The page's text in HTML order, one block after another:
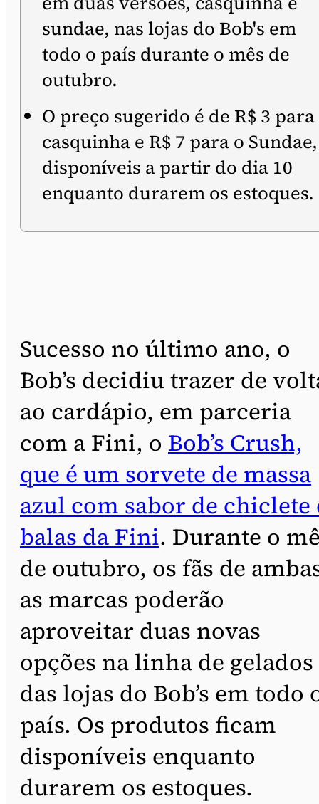
sundae, nas lojas do Bob's em
todo o país durante o mês de
outubro.
O preço sugerido é de R$ 3 para
casquinha e R$ 7 para o Sundae,
disponíveis a partir do dia 10
enquanto durarem os estoques.
Sucesso no último ano, o
Bob’s decidiu trazer de
ao cardápio, em parceria
com a Fini, o Bob’s Crush,
que é um sorvete de massa
azul com sabor de chiclete
balas da Fini. Durante o
de outubro, os fãs de
as marcas poderão
aproveitar duas novas
opções na linha de gelados
das lojas do Bob’s em todo
país. Os produtos ficam
disponíveis enquanto
durarem os estoques.